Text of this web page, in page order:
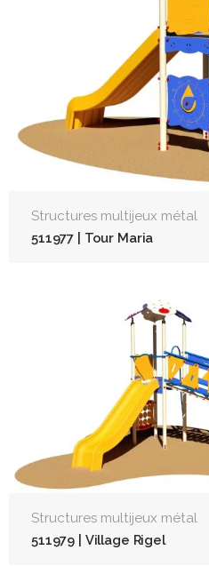
Structures multijeux métal
511977 | Tour Maria
Structures multijeux métal
511979 | Village Rigel